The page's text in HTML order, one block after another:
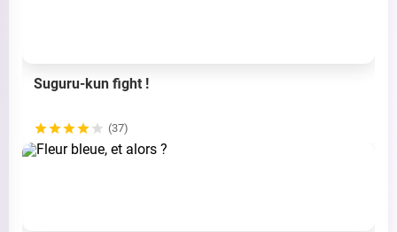
Suguru-kun fight !
(37)